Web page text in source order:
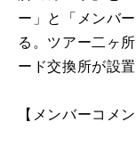
ー」と「メンバ
る。ツアー二ヶ
ード交換所が設置
【メンバーコメン